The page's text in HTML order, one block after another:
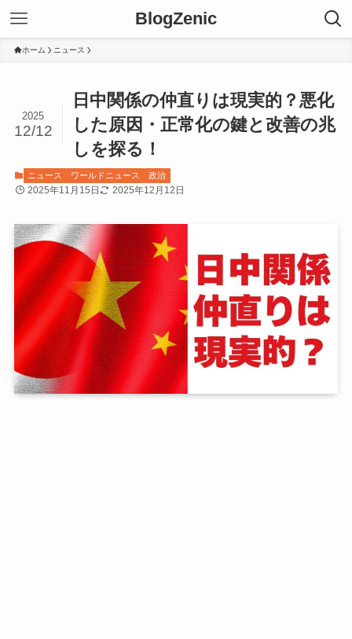
BlogZenic
ホーム ニュース
日中関係の仲直りは現実的？悪化
した原因・正常化の鍵と改善の兆
しを探る！
2025
12/12
ニュース ワールドニュース 政治
2025年11月15日 2025年12月12日